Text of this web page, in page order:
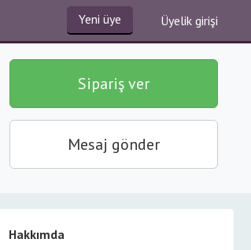
Yeni üye Üyelik girişi
Sipariş ver
Mesaj gönder
Hakkımda